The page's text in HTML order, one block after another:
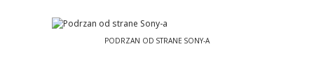
PODRZAN OD STRANE SONY-A